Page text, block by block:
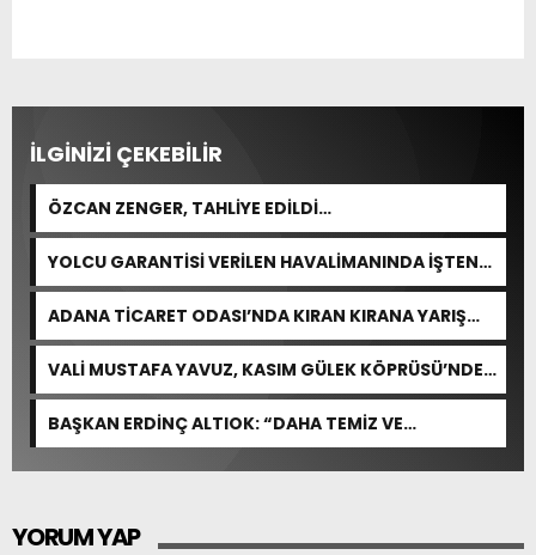
İLGİNİZİ ÇEKEBİLİR
ÖZCAN ZENGER, TAHLİYE EDİLDİ…
YOLCU GARANTİSİ VERİLEN HAVALİMANINDA İŞTEN
ÇIKARMA VAR
ADANA TİCARET ODASI’NDA KIRAN KIRANA YARIŞ
BEKLENİYOR
VALİ MUSTAFA YAVUZ, KASIM GÜLEK KÖPRÜSÜ’NDE
YÜRÜTÜLEN ÇALIŞMALARI İNCELEDİ
BAŞKAN ERDİNÇ ALTIOK: “DAHA TEMİZ VE
YAŞANABİLİR BİR YUMURTALIK İÇİN ÇALIŞIYORUZ”
YORUM YAP